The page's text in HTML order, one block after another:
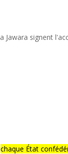
signent
chaque État